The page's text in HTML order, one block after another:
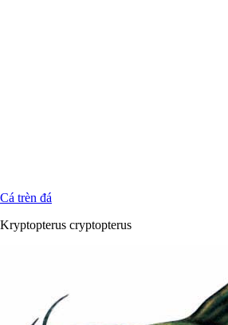
Cá trèn đá
Kryptopterus cryptopterus